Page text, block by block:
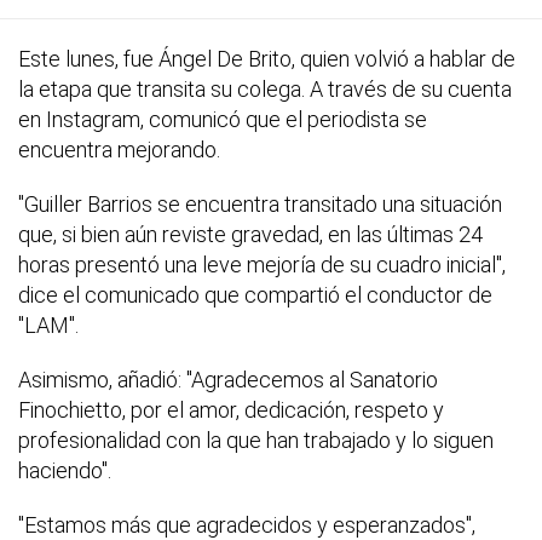
Este lunes, fue Ángel De Brito, quien volvió a hablar de
la etapa que transita su colega. A través de su cuenta
en Instagram, comunicó que el periodista se
encuentra mejorando.
"Guiller Barrios se encuentra transitado una situación
que, si bien aún reviste gravedad, en las últimas 24
horas presentó una leve mejoría de su cuadro inicial",
dice el comunicado que compartió el conductor de
"LAM".
Asimismo, añadió: "Agradecemos al Sanatorio
Finochietto, por el amor, dedicación, respeto y
profesionalidad con la que han trabajado y lo siguen
haciendo".
"Estamos más que agradecidos y esperanzados",